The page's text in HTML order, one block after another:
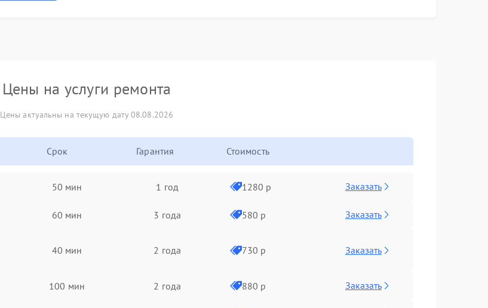
Цены на услуги ремонта
Цены актуальны на текущую дату 08.08.2026
Срок Гарантия Стоимость
50 мин 1 год 1280 р Заказать
60 мин 3 года 580 р Заказать
40 мин 2 года 730 р Заказать
100 мин 2 года 880 р Заказать